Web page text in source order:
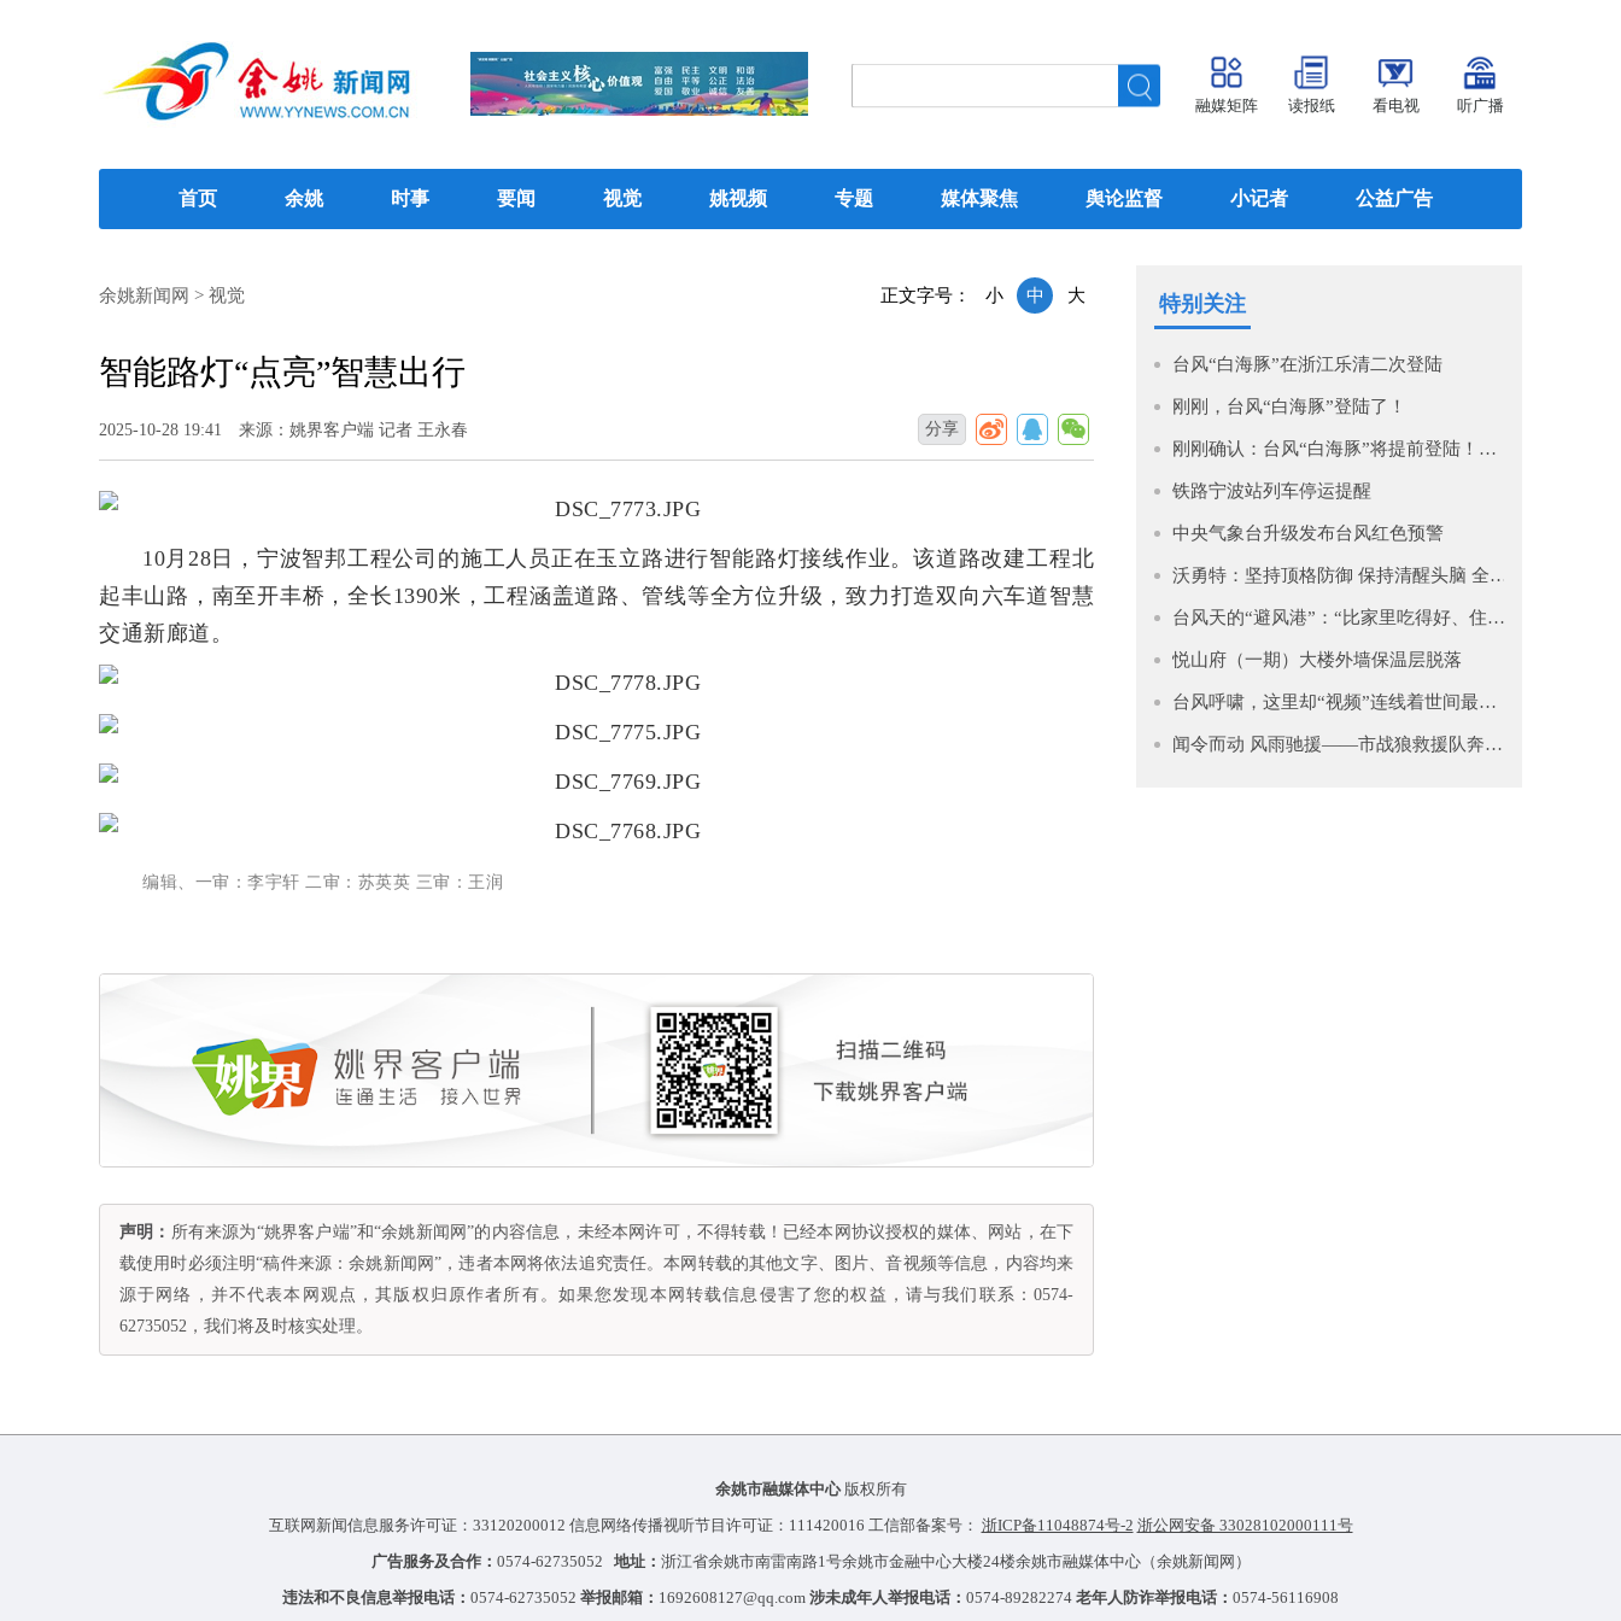
融媒矩阵 读报纸 看电视 听广播
首页 余姚 时事 要闻 视觉 姚视频 专题 媒体聚焦 舆论监督 小记者 公益广告
正文字号： 小 中 大
余姚新闻网 > 视觉
智能路灯“点亮”智慧出行
2025-10-28 19:41 来源：姚界客户端 记者 王永春 分享
10月28 日，宁波智邦工程公司的施工人员正在玉立路进行智能路灯接线作业。该道路改建工程北
起丰山路，南至开丰桥，全长1390米，工程涵盖道路、管线等全方位升级，致力打造双向六车道智慧
交通新廊道。
编辑、一审：李宇轩 二审：苏英英 三审：王润
声明： 所有来源为“姚界客户端”和“余姚新闻网”的内容信息，未经本网许可，不得转载！已经本网协议授权的媒体、网站，在下
载使用时必须注明“稿件来源：余姚新闻网”，违者本网将依法追究责任。本网转载的其他文字、图片、音视频等信息，内容均来
源于网络，并不代表本网观点，其版权归原作者所有。如果您发现本网转载信息侵害了您的权益，请与我们联系：0574-
62735052，我们将及时核实处理。
特别关注
台风“白海豚”在浙江乐清二次登陆
刚刚，台风“白海豚”登陆了！
刚刚确认：台风“白海豚”将提前登陆！最新时间、地点公布！
铁路宁波站列车停运提醒
中央气象台升级发布台风红色预警
沃勇特：坚持顶格防御 保持清醒头脑 全面筑牢防汛防台安全屏障
台风天的“避风港”：“比家里吃得好、住得好”
悦山府（一期）大楼外墙保温层脱落
台风呼啸，这里却“视频”连线着世间最暖的牵挂
闻令而动 风雨驰援——市战狼救援队奔赴鹿亭乡抗台抢险
余姚市融媒体中心版权所有
互联网新闻信息服务许可证：33120200012 信息网络传播视听节目许可证：111420016 工信部备案号： 浙ICP备11048874号-2 浙公网安备 33028102000111号
广告服务及合作： 0574-62735052 地址： 浙江省余姚市南雷南路1号余姚市金融中心大楼24楼余姚市融媒体中心（余姚新闻网）
违法和不良信息举报电话： 0574-62735052 举报邮箱： 1692608127@qq.com 涉未成年人举报电话： 0574-89282274 老年人防诈举报电话： 0574-56116908